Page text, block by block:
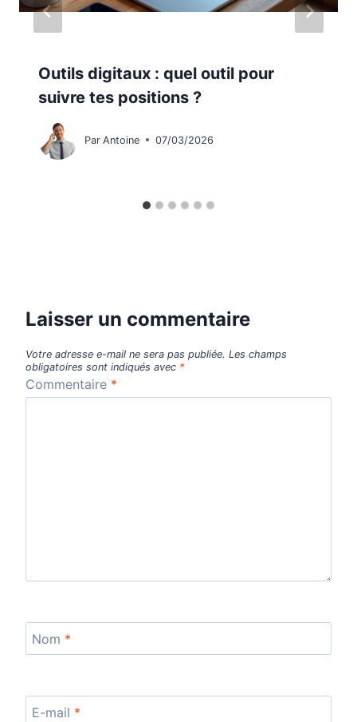
Outils digitaux : quel outil pour
suivre tes positions ?
Par Antoine 07/03/2026
Laisser un commentaire
Votre adresse e-mail ne sera pas publiée. Les champs
obligatoires sont indiqués avec *
Commentaire *
Nom *
E-mail *